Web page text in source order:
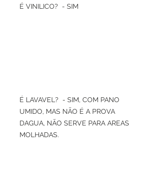
É VINILICO? - SIM
É LAVAVEL? - SIM, COM PANO
UMIDO, MAS NÃO É A PROVA
DAGUA, NÃO SERVE PARA AREAS
MOLHADAS.